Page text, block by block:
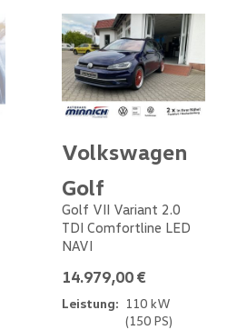
Volkswagen
Golf
Golf VII Variant 2.0
TDI Comfortline LED
NAVI
14.979,00 €
Leistung: 110 kW
(150 PS)